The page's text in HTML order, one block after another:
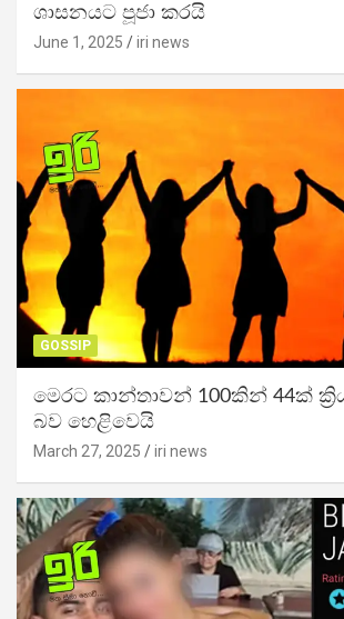
ශාසනයට පූජා කරයි
June 1, 2025 iri news
GOSSIP
මෙරට කාන්තාවන් 100කින් 44ක්
බව හෙළිවෙයි
March 27, 2025 iri news